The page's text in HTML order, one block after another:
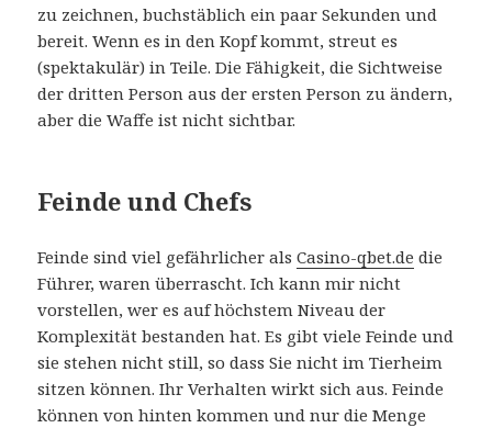
zu zeichnen, buchstäblich ein paar Sekunden und
bereit. Wenn es in den Kopf kommt, streut es
(spektakulär) in Teile. Die Fähigkeit, die Sichtweise
der dritten Person aus der ersten Person zu ändern,
aber die Waffe ist nicht sichtbar.
Feinde und Chefs
Feinde sind viel gefährlicher alsCasino-qbet.de die
Führer, waren überrascht. Ich kann mir nicht
vorstellen, wer es auf höchstem Niveau der
Komplexität bestanden hat. Es gibt viele Feinde und
sie stehen nicht still, so dass Sie nicht im Tierheim
sitzen können. Ihr Verhalten wirkt sich aus. Feinde
können von hinten kommen und nur die Menge